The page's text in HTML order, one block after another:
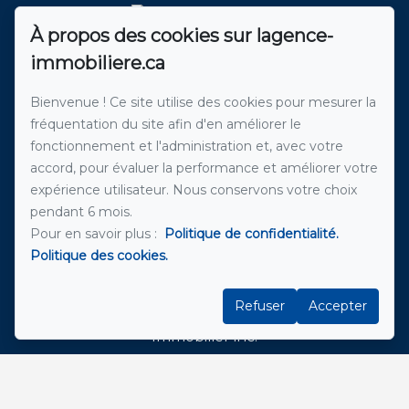
Roxanne Laplante
Courtier immobilier résidentiel, commercial agréé
DA
514-962-3815
Nathalie Laflamme
Courtier Immobilier résidentiel & commercial
À propos des cookies sur lagence-
immobiliere.ca
Bienvenue ! Ce site utilise des cookies pour mesurer la
fréquentation du site afin d'en améliorer le
fonctionnement et l'administration et, avec votre
accord, pour évaluer la performance et améliorer votre
expérience utilisateur. Nous conservons votre choix
pendant 6 mois.
Pour en savoir plus :
Politique de confidentialité.
Politique des cookies.
Refuser Accepter